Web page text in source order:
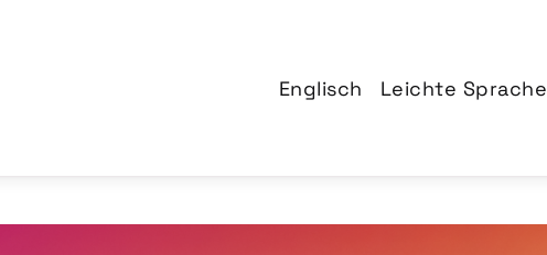
Englisch Leichte Sprache